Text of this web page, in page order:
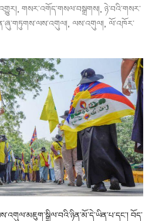
གསར་འགོད་གསལ་བསྒྲགས། ཉེ་བའི་གསར་
ལས་འགུལ། ལོ་འཁོར་
བོད་